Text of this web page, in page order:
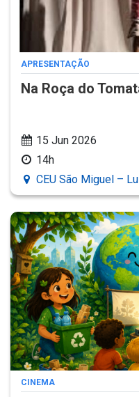
APRESENTAÇÃO
Na Roça do
15 Jun 2026
14h
CEU São Miguel –
CINEMA